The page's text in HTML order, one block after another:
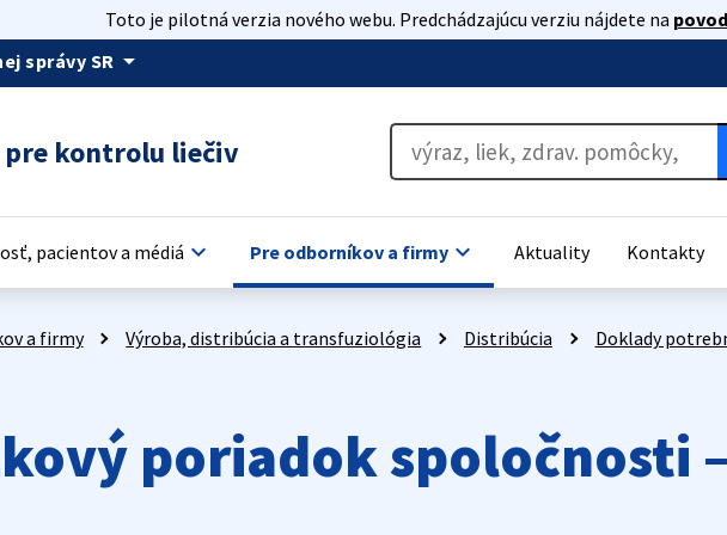
Toto je pilotná verzia nového webu. Predchádzajúcu verziu nájdete na
správy SR arrow_drop_down
kontrolu liečiv
pacientov a médiá keyboard_arrow_down Pre odborníkov a firmy keyboard_arrow_down Aktuality Kontakty
a firmy Výroba, distribúcia a transfuziológia Distribúcia Doklady
poriadok spoločnosti